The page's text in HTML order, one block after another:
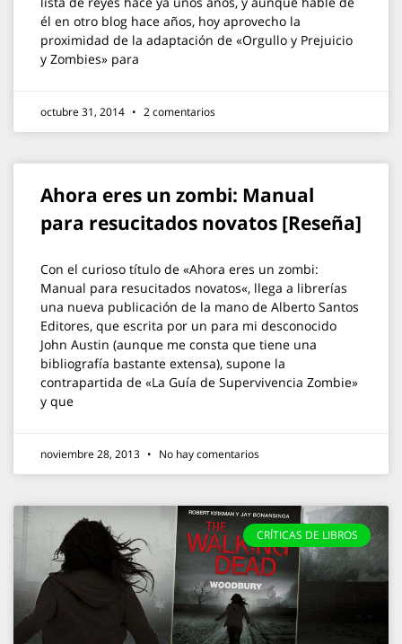
él en otro blog hace años, hoy aprovecho la
proximidad de la adaptación de «Orgullo y Prejuicio
y Zombies» para
octubre 31, 2014 2 comentarios
Ahora eres un zombi: Manual
para resucitados novatos [Reseña]
Con el curioso título de «Ahora eres un zombi:
Manual para resucitados novatos«, llega a librerías
una nueva publicación de la mano de Alberto Santos
Editores, que escrita por un para mi desconocido
John Austin (aunque me consta que tiene una
bibliografía bastante extensa), supone la
contrapartida de «La Guía de Supervivencia Zombie»
y que
noviembre 28, 2013 No hay comentarios
CRÍTICAS DE LIBROS